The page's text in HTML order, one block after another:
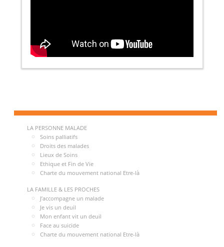
LA PERSONNE MALADE
Soins palliatifs
Droits des malades
Lieux de Soins
Ethique et Fin de Vie
Charte du mouvement national Etre-là
LA FAMILLE & LES PROCHES
J’accompagne un malade
Je vis un deuil
Mon enfant vit un deuil
Face au suicide
Charte du mouvement national Etre-là